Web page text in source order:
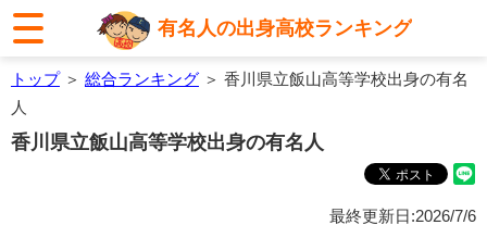
有名人の出身高校ランキング
トップ＞ 総合ランキング ＞ 香川県立飯山高等学校出身の有名
人
香川県立飯山高等学校出身の有名人
最終更新日:2026/7/6